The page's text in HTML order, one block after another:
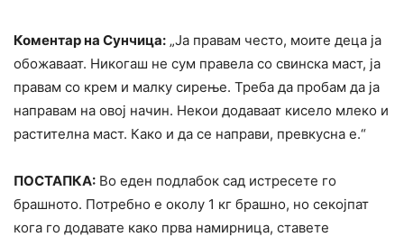
Коментар на Сунчица: „Ја правам често, моите деца ја
обожаваат. Никогаш не сум правела со свинска маст, ја
правам со крем и малку сирење. Треба да пробам да ја
направам на овој начин. Некои додаваат кисело млеко и
растителна маст. Како и да се направи, превкусна е.“
ПОСТАПКА: Во еден подлабок сад истресете го
брашното. Потребно е околу 1 кг брашно, но секојпат
кога го додавате како прва намирница, ставете